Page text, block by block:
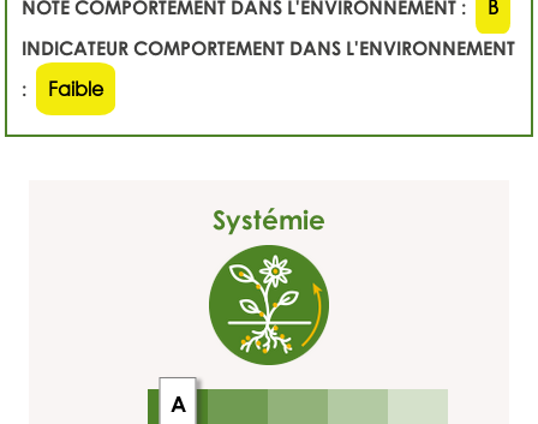
NOTE COMPORTEMENT DANS L'ENVIRONNEMENT :
B
INDICATEUR COMPORTEMENT DANS L'ENVIRONNEMENT
:
Faible
Systémie
A